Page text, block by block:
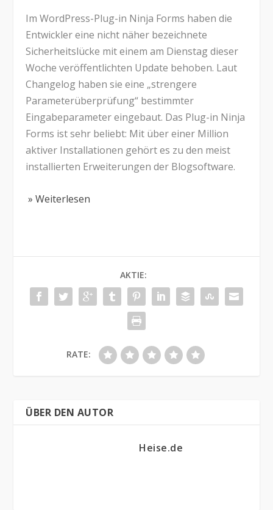
Im WordPress-Plug-in Ninja Forms haben die
Entwickler eine nicht näher bezeichnete
Sicherheitslücke mit einem am Dienstag dieser
Woche veröffentlichten Update behoben. Laut
Changelog haben sie eine „strengere
Parameterüberprüfung“ bestimmter
Eingabeparameter eingebaut. Das Plug-in Ninja
Forms ist sehr beliebt: Mit über einer Million
aktiver Installationen gehört es zu den meist
installierten Erweiterungen der Blogsoftware.
» Weiterlesen
AKTIE:
RATE:
ÜBER DEN AUTOR
Heise.de